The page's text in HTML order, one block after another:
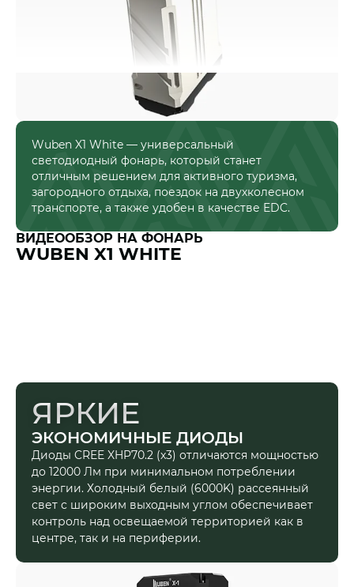
Wuben X1 White — универсальный
светодиодный фонарь, который станет
отличным решением для активного туризма,
загородного отдыха, поездок на двухколесном
транспорте, а также удобен в качестве EDC.
ВИДЕООБЗОР НА ФОНАРЬ
WUBEN X1 WHITE
ЯРКИЕ
ЭКОНОМИЧНЫЕ ДИОДЫ
Диоды CREE XHP70.2 (x3) отличаются мощностью
до 12000 Лм при минимальном потреблении
энергии. Холодный белый (6000K) рассеянный
свет с широким выходным углом обеспечивает
контроль над освещаемой территорией как в
центре, так и на периферии.
Читать далее